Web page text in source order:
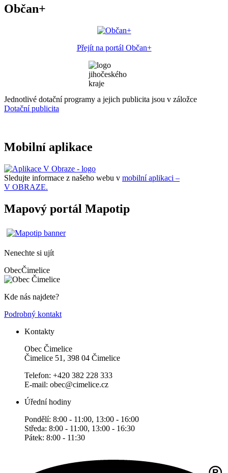
Občan+
Přejít na portál Občan+
Jednotlivé dotační programy a jejich publicita jsou v záložce
Dotační publicita
Mobilní aplikace
Sledujte informace z našeho webu v mobilní aplikaci –
V OBRAZE.
Mapový portál Mapotip
Nenechte si ujít
ObecČimelice
Kde nás najdete?
Podrobný kontakt
Kontakty
Obec Čimelice
Čimelice 51, 398 04 Čimelice
Telefon: +420 382 228 333
E-mail: obec@cimelice.cz
Úřední hodiny
Pondělí: 8:00 - 11:00, 13:00 - 16:00
Středa: 8:00 - 11:00, 13:00 - 16:30
Pátek: 8:00 - 11:30